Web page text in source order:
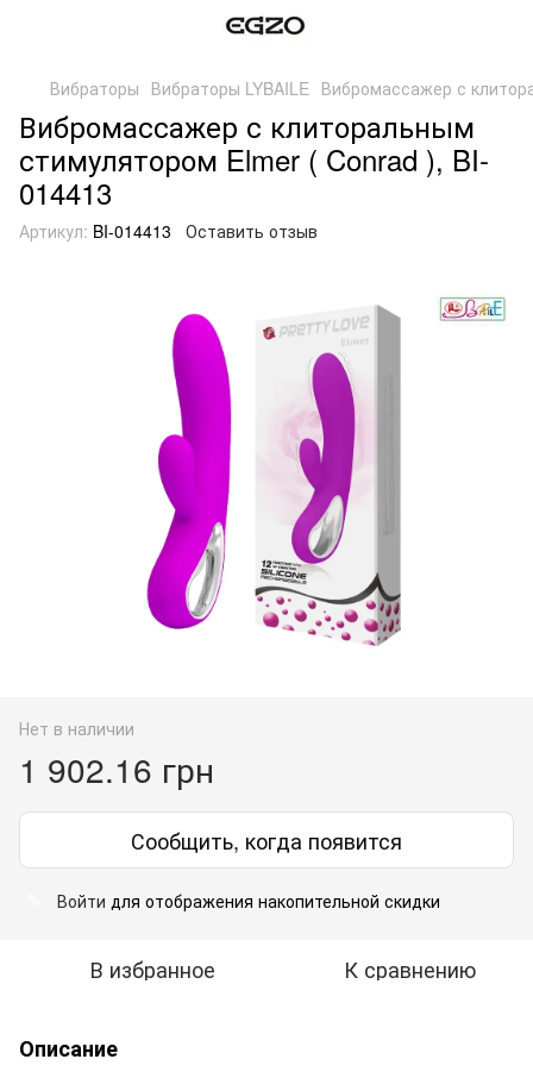
Вибраторы Вибраторы LYBAILE Вибромассажер с
Вибромассажер с клиторальным
стимулятором Elmer ( Conrad ), BI-
014413
Артикул: BI-014413 Оставить отзыв
Нет в наличии
1 902.16 грн
Сообщить, когда появится
Войти для отображения накопительной скидки
В избранное К сравнению
Описание